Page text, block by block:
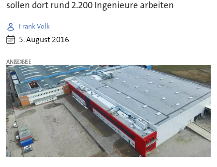
sollen dort rund 2.200 Ingenieure arbeiten
Frank Volk
5. August 2016
ANZEIGE